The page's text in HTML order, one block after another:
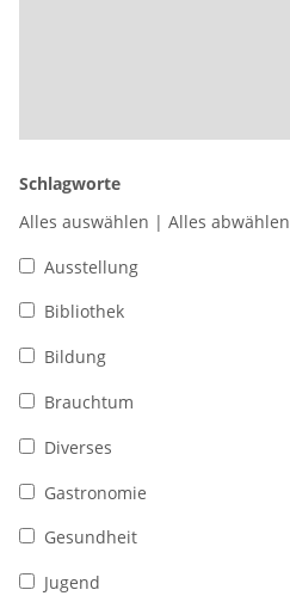
Schlagworte
Alles auswählen | Alles abwählen
Ausstellung
Bibliothek
Bildung
Brauchtum
Diverses
Gastronomie
Gesundheit
Jugend